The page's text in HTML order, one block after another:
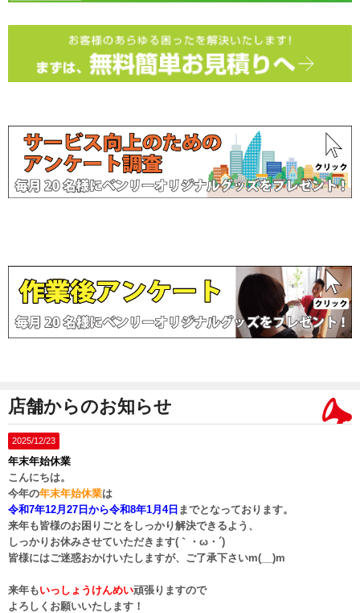
店舗からのお知らせ
2025/12/23
年末年始休業
こんにちは。
今年の年末年始休業は
令和7年12月27日 から令和8年1月4日 までとなっております。
来年も皆様のお困りごとをしっかり解決できるよう、
しっかりお休みさせていただきます(｀・ω・´)ゞ
皆様にはご迷惑おかけいたしますが、ご了承下さいm(__)m
来年もいっしょうけんめい頑張りますので
よろしくお願いいたします！